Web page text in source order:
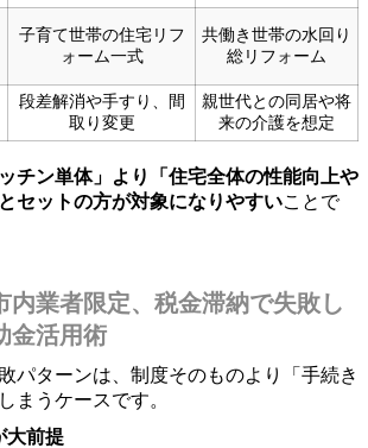
子育て世帯の住宅リフ
ォーム一式
共働き世帯の水回り
総リフォーム
段差解消や手すり、間
取り変更
親世代との同居や将
来の介護を想定
ッチン単体」より「住宅全体の性能向上や
セットの方が対象になりやすいことで
内業者限定、税金滞納で失敗し
金活用術
パターンは、制度そのものより「手続き
まうケースです。
大前提